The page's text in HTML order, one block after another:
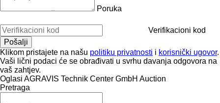
Poruka
Verifikacioni kod
Klikom pristajete na našu politiku privatnosti i korisnički ugovor.
Vaši lični podaci će se obrađivati ​​u svrhu davanja odgovora na
vaš zahtjev.
Oglasi AGRAVIS Technik Center GmbH Auction
Pretraga